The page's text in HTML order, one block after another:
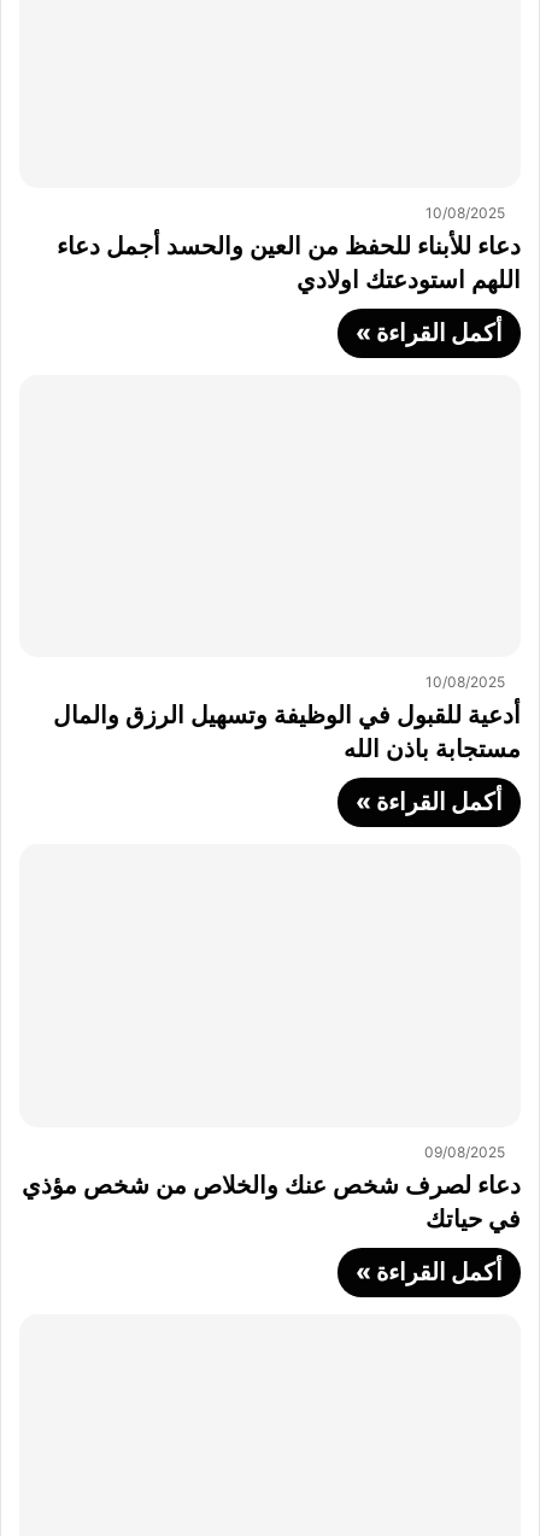
10/08/2025
دعاء للأبناء للحفظ من العين والحسد أجمل دعاء
اللهم استودعتك اولادي
أكمل القراءة »
10/08/2025
أدعية للقبول في الوظيفة وتسهيل الرزق والمال
مستجابة باذن الله
أكمل القراءة »
09/08/2025
دعاء لصرف شخص عنك والخلاص من شخص مؤذي
في حياتك
أكمل القراءة »